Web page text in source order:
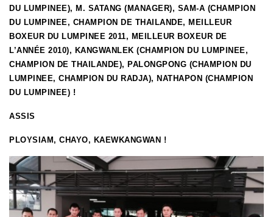
DU LUMPINEE), M. SATANG (MANAGER), SAM-A (CHAMPION
DU LUMPINEE, CHAMPION DE THAILANDE, MEILLEUR
BOXEUR DU LUMPINEE 2011, MEILLEUR BOXEUR DE
L’ANNÉE 2010), KANGWANLEK (CHAMPION DU LUMPINEE,
CHAMPION DE THAILANDE), PALONGPONG (CHAMPION DU
LUMPINEE, CHAMPION DU RADJA), NATHAPON (CHAMPION
DU LUMPINEE) !
ASSIS
PLOYSIAM, CHAYO, KAEWKANGWAN !